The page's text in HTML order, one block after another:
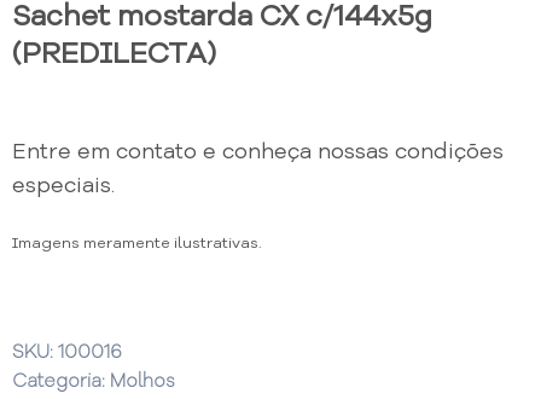
Sachet mostarda CX c/144x5g
(PREDILECTA)
Entre em contato e conheça nossas condições
especiais.
Imagens meramente ilustrativas.
SKU: 100016
Categoria: Molhos